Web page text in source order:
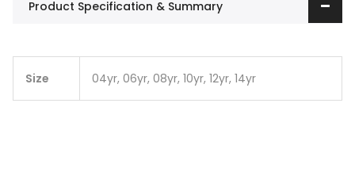
Product Specification & Summary
Size 04yr, 06yr, 08yr, 10yr, 12yr, 14yr